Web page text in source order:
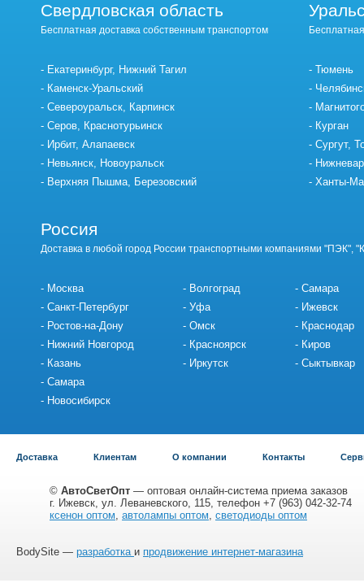
Свердловская область
Бесплатная доставка собственным транспортом
Екатеринбург, Нижний Тагил
Каменск-Уральский
Североуральск, Карпинск
Серов, Краснотурьинск
Ирбит, Алапаевск
Невьянск, Новоуральск
Верхняя Пышма, Березовский
Тюмень
Курган
Сургут,
Ханты-
Россия
Доставка в любой город России транспортными компаниями "ПЭК",
Москва
Санкт-Петербург
Ростов-на-Дону
Нижний Новгород
Казань
Самара
Новосибирск
Волгоград
Уфа
Омск
Красноярск
Иркутск
Самара
Ижевск
Краснодар
Киров
Сыктывкар
Доставка Клиентам О компании Контакты
© АвтоСветОпт — оптовая онлайн-система приема заказов
г. Ижевск, ул. Леваневского, 115, телефон +7 (963) 042-32-74
ксенон оптом, автолампы оптом, светодиоды оптом
BodySite — разработка и продвижение интернет-магазина